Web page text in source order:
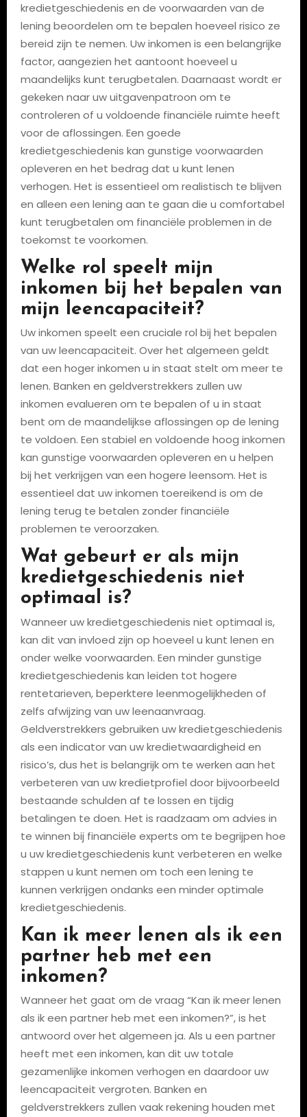
kredietgeschiedenis en de voorwaarden van de
lening beoordelen om te bepalen hoeveel risico ze
bereid zijn te nemen. Uw inkomen is een belangrijke
factor, aangezien het aantoont hoeveel u
maandelijks kunt terugbetalen. Daarnaast wordt er
gekeken naar uw uitgavenpatroon om te
controleren of u voldoende financiële ruimte heeft
voor de aflossingen. Een goede
kredietgeschiedenis kan gunstige voorwaarden
opleveren en het bedrag dat u kunt lenen
verhogen. Het is essentieel om realistisch te blijven
en alleen een lening aan te gaan die u comfortabel
kunt terugbetalen om financiële problemen in de
toekomst te voorkomen.
Welke rol speelt mijn
inkomen bij het bepalen van
mijn leencapaciteit?
Uw inkomen speelt een cruciale rol bij het bepalen
van uw leencapaciteit. Over het algemeen geldt
dat een hoger inkomen u in staat stelt om meer te
lenen. Banken en geldverstrekkers zullen uw
inkomen evalueren om te bepalen of u in staat
bent om de maandelijkse aflossingen op de lening
te voldoen. Een stabiel en voldoende hoog inkomen
kan gunstige voorwaarden opleveren en u helpen
bij het verkrijgen van een hogere leensom. Het is
essentieel dat uw inkomen toereikend is om de
lening terug te betalen zonder financiële
problemen te veroorzaken.
Wat gebeurt er als mijn
kredietgeschiedenis niet
optimaal is?
Wanneer uw kredietgeschiedenis niet optimaal is,
kan dit van invloed zijn op hoeveel u kunt lenen en
onder welke voorwaarden. Een minder gunstige
kredietgeschiedenis kan leiden tot hogere
rentetarieven, beperktere leenmogelijkheden of
zelfs afwijzing van uw leenaanvraag.
Geldverstrekkers gebruiken uw kredietgeschiedenis
als een indicator van uw kredietwaardigheid en
risico’s, dus het is belangrijk om te werken aan het
verbeteren van uw kredietprofiel door bijvoorbeeld
bestaande schulden af te lossen en tijdig
betalingen te doen. Het is raadzaam om advies in
te winnen bij financiële experts om te begrijpen hoe
u uw kredietgeschiedenis kunt verbeteren en welke
stappen u kunt nemen om toch een lening te
kunnen verkrijgen ondanks een minder optimale
kredietgeschiedenis.
Kan ik meer lenen als ik een
partner heb met een
inkomen?
Wanneer het gaat om de vraag “Kan ik meer lenen
als ik een partner heb met een inkomen?”, is het
antwoord over het algemeen ja. Als u een partner
heeft met een inkomen, kan dit uw totale
gezamenlijke inkomen verhogen en daardoor uw
leencapaciteit vergroten. Banken en
geldverstrekkers zullen vaak rekening houden met